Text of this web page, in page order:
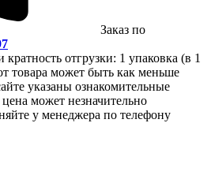
Заказ по
отгрузки: 1 упаковка (в 1
товара может быть как меньше
указаны ознакомительные
может незначительно
у менеджера по телефону